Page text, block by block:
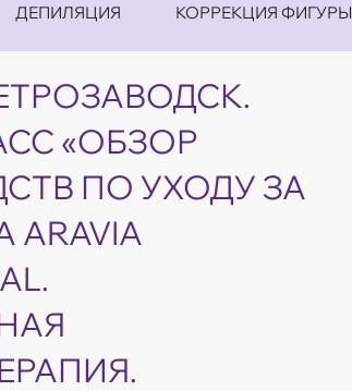
ДЕПИЛЯЦИЯ КОРРЕКЦИЯ ФИГУРЫ
«ОБЗОР
ПО УХОДУ ЗА